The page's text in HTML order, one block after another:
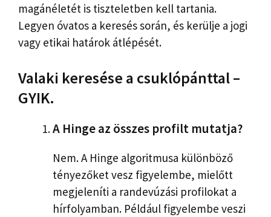
magánéletét is tiszteletben kell tartania.
Legyen óvatos a keresés során, és kerülje a jogi
vagy etikai határok átlépését.
Valaki keresése a csuklópánttal –
GYIK.
A Hinge az összes profilt mutatja?
Nem. A Hinge algoritmusa különböző
tényezőket vesz figyelembe, mielőtt
megjeleníti a randevúzási profilokat a
hírfolyamban. Például figyelembe veszi